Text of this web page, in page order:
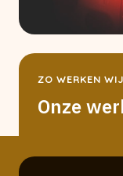
ZO WERKEN WIJ
Onze